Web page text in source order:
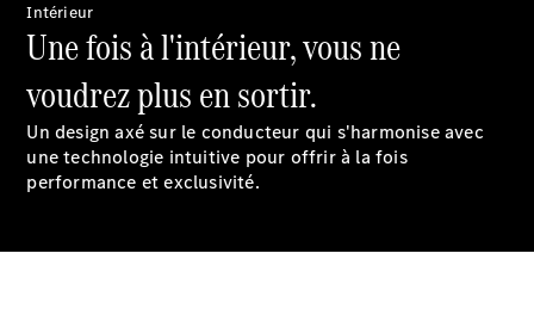
Intérieur
Une fois à l'intérieur, vous ne
voudrez plus en sortir.
Un design axé sur le conducteur qui s'harmonise avec
une technologie intuitive pour offrir à la fois
performance et exclusivité.